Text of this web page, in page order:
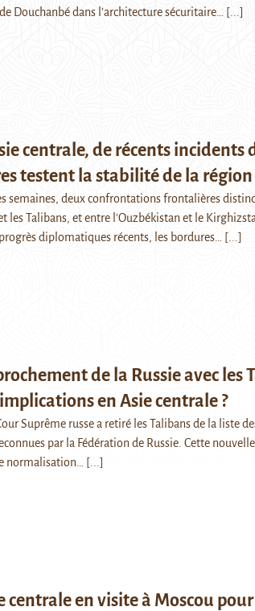
Douchanbé dans l’architecture sécuritaire…
[...]
centrale, de récents incidents
testent la stabilité de la région
semaines, deux confrontations frontalières
les Talibans, et entre l'Ouzbékistan et le
diplomatiques récents, les bordures…
[...]
de la Russie avec les
en Asie centrale ?
Suprême russe a retiré les Talibans de la liste
par la Fédération de Russie. Cette
normalisation…
[...]
centrale en visite à Moscou